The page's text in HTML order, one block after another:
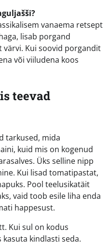
vanaema retsept
lisab porgand
värvi. Kui soovid porgandit
või viiludena koos
teevad
tarkused, mida
kuid mis on kogenud
Üks selline nipp
Kui lisad tomatipastat,
Pool teelusikatäit
vaid toob esile liha enda
happesust.
Kui sul on kodus
kasuta kindlasti seda.